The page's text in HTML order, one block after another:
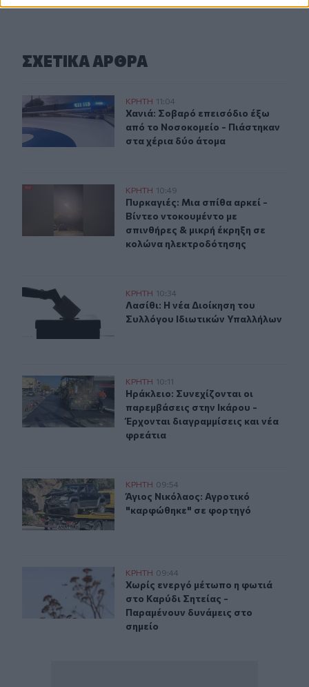
ΣΧΕΤΙΚA AΡΘΡΑ
Χανιά: Σοβαρό επεισόδιο έξω από το Νοσοκομείο -
ΚΡΗΤΗ 11:04
Χανιά: Σοβαρό επεισόδιο έξω από
Χανιά: Σοβαρό επεισόδιο έξω
από το Νοσοκομείο - Πιάστηκαν
στα χέρια δύο άτομα
Πυρκαγιές: Μια σπίθα αρκεί - Βίντεο ντοκουμέντο με
ΚΡΗΤΗ 10:49
Πυρκαγιές: Μια σπίθα αρκεί -
Πυρκαγιές: Μια σπίθα αρκεί -
Βίντεο ντοκουμέντο με
σπινθήρες & μικρή έκρηξη σε
κολώνα ηλεκτροδότησης
Λασίθι: Η νέα Διοίκηση του Συλλόγου Ιδιωτικών
ΚΡΗΤΗ 10:34
Λασίθι: Η νέα Διοίκηση του
Λασίθι: Η νέα Διοίκηση του
Συλλόγου Ιδιωτικών Υπαλλήλων
Ηράκλειο: Συνεχίζονται οι παρεμβάσεις στην Ικάρου -
ΚΡΗΤΗ 10:11
Ηράκλειο: Συνεχίζονται οι
Ηράκλειο: Συνεχίζονται οι
παρεμβάσεις στην Ικάρου -
Έρχονται διαγραμμίσεις και νέα
φρεάτια
Άγιος Νικόλαος: Αγροτικό "καρφώθηκε" σε φορτηγό
ΚΡΗΤΗ 09:54
Άγιος Νικόλαος: Αγροτικό
Άγιος Νικόλαος: Αγροτικό
"καρφώθηκε" σε φορτηγό
Χωρίς ενεργό μέτωπο η φωτιά στο Καρύδι Σητείας -
ΚΡΗΤΗ 09:44
Χωρίς ενεργό μέτωπο η φωτιά στο
Χωρίς ενεργό μέτωπο η φωτιά
στο Καρύδι Σητείας -
Παραμένουν δυνάμεις στο
σημείο